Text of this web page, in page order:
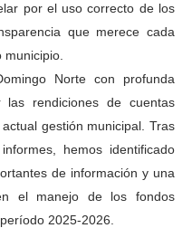
por el uso correcto de los
que merece cada
Norte con profunda
las rendiciones de cuentas
gestión municipal. Tras
hemos identificado
de información y una
el manejo de los fondos
2025-2026.